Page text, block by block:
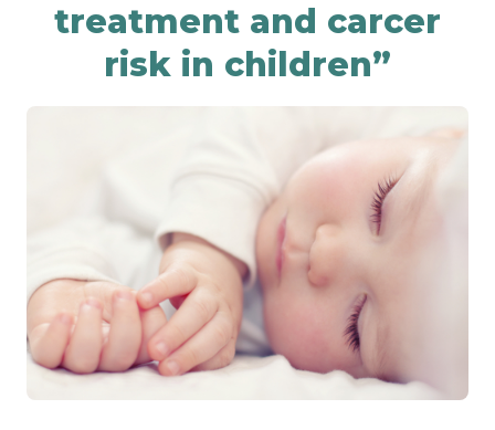
treatment and carcer
risk in children”